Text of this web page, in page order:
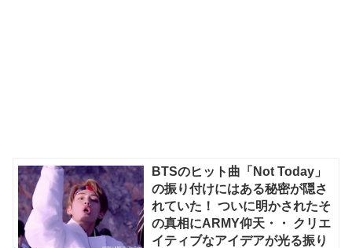
BTSのヒット曲「Not Today」
の振り付けにはある秘密が隠さ
れていた！ ついに明かされたそ
の真相にARMY仰天・・ クリエ
イティブなアイデアが光る振り